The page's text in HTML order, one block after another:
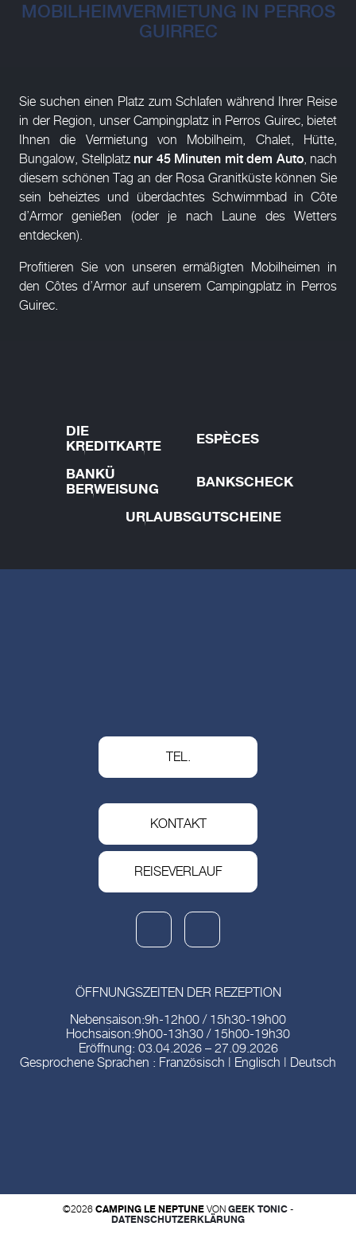
MOBILHEIMVERMIETUNG IN PERROS
GUIRREC
Sie suchen einen Platz zum Schlafen während Ihrer Reise
in der Region, unser Campingplatz in Perros Guirec, bietet
Ihnen die Vermietung von Mobilheim, Chalet, Hütte,
Bungalow, Stellplatz nur 45 Minuten mit dem Auto, nach
diesem schönen Tag an der Rosa Granitküste können Sie
sein beheiztes und überdachtes Schwimmbad in Côte
d’Armor genießen (oder je nach Laune des Wetters
entdecken).
Profitieren Sie von unseren ermäßigten Mobilheimen in
den Côtes d’Armor auf unserem Campingplatz in Perros
Guirec.
DIE
KREDITKARTE
ESPÈCES
BANKÜ
BERWEISUNG
BANKSCHECK
URLAUBSGUTSCHEINE
TEL.
KONTAKT
REISEVERLAUF
ÖFFNUNGSZEITEN DER REZEPTION
Nebensaison:9h-12h00 / 15h30-19h00
Hochsaison:9h00-13h30 / 15h00-19h30
Eröffnung: 03.04.2026 – 27.09.2026
Gesprochene Sprachen : Französisch | Englisch | Deutsch
©2026 CAMPING LE NEPTUNE VON GEEK TONIC -
DATENSCHUTZERKLÄRUNG